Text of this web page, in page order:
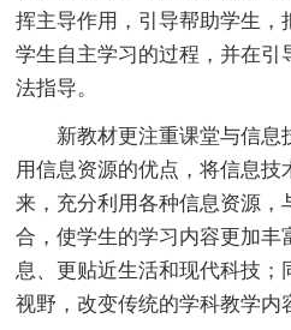
挥主导作用，引导帮助学生，
学生自主学习的过程，并在引
法指导。
新教材更注重课堂与信息
用信息资源的优点，将信息技
来，充分利用各种信息资源，
合，使学生的学习内容更加丰
息、更贴近生活和现代科技；
视野，改变传统的学科教学内